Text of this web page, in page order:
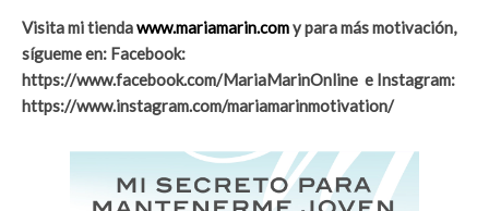
Visita mi tiendawww.mariamarin.comy para más motivación,
sígueme en: Facebook:
https://www.facebook.com/MariaMarinOnline e Instagram:
https://www.instagram.com/mariamarinmotivation/